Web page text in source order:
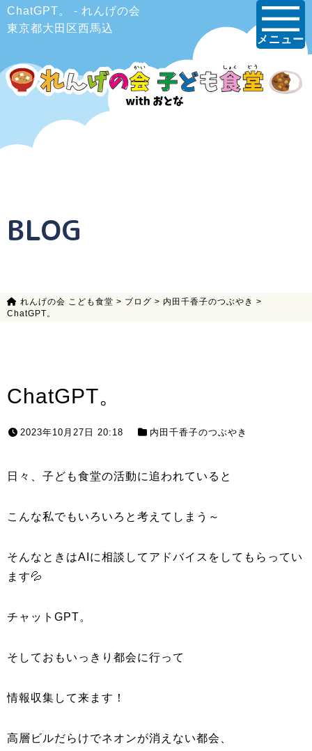
ChatGPT。 - れんげの会
東京都大田区西馬込
メニュー
BLOG
れんげの会 こども食堂 > ブログ > 内田千香子のつぶやき >
ChatGPT。
ChatGPT。
2023年10月27日 20:18 内田千香子のつぶやき
日々、子ども食堂の活動に追われていると
こんな私でもいろいろと考えてしまう～
そんなときはAIに相談してアドバイスをしてもらってい
ます💦
チャットGPT。
そしておもいっきり都会に行って
情報収集して来ます！
高層ビルだらけでネオンが消えない都会、